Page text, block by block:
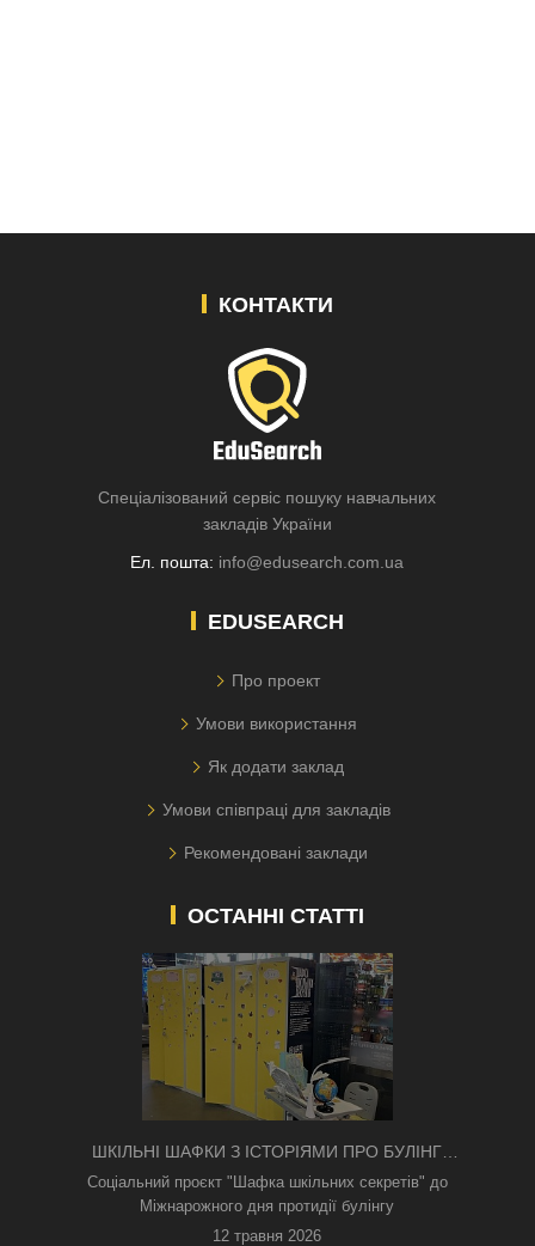
КОНТАКТИ
Спеціалізований сервіс пошуку навчальних
закладів України
Ел. пошта: info@edusearch.com.ua
EDUSEARCH
Про проект
Умови використання
Як додати заклад
Умови співпраці для закладів
Рекомендовані заклади
ОСТАННІ СТАТТІ
ШКІЛЬНІ ШАФКИ З ІСТОРІЯМИ ПРО БУЛІНГ
З'ЯВИЛИСЯ В КИЄВІ
Соціальний проєкт "Шафка шкільних секретів" до
Міжнарожного дня протидії булінгу
12 травня 2026